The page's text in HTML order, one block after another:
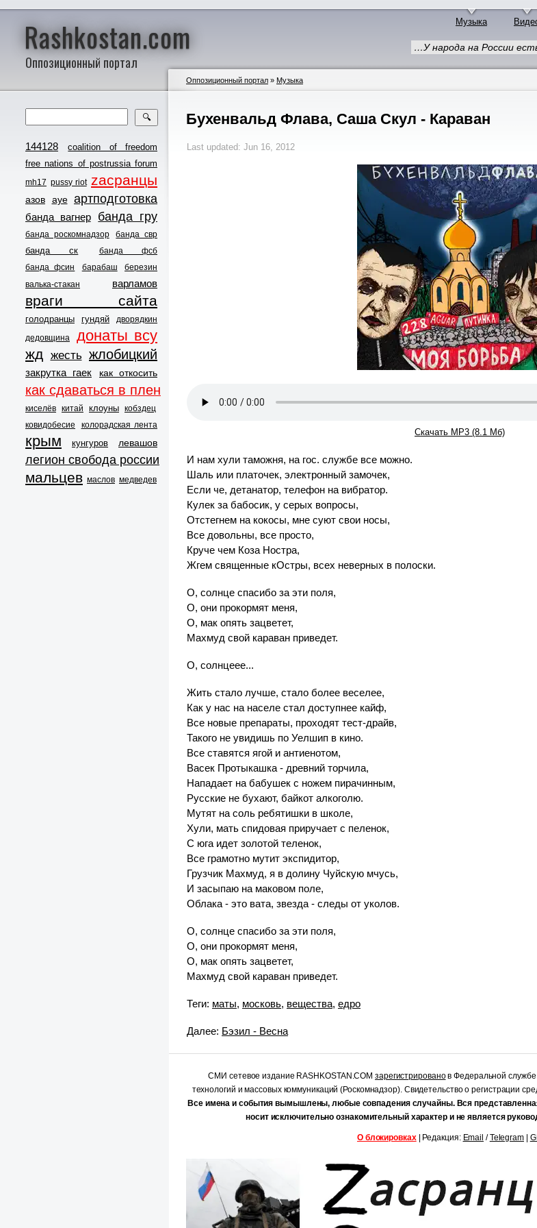
Rashkostan.com
Оппозиционный портал
Музыка
🔍
144128
coalition of freedom
free nations of postrussia forum
mh17 pussy riot zасранцы
азов ауе артподготовка
банда вагнер банда гру
банда роскомнадзор банда свр
банда ск
банда фсб
банда фсин
барабаш
березин
валька-стакан
варламов
враги сайта
голодранцы гундяй
дворядкин
дедовщина
донаты всу
жд жесть жлобицкий
закрутка гаек как откосить
как сдаваться в плен
киселёв китай клоуны кобздец
ковидобесие
колорадская лента
крым кунгуров левашов
легион свобода россии
мальцев маслов медведев
…У народа на России
Оппозиционный портал » Музыка
Бухенвальд Флава, Саша Скул - Караван
Last updated: Jun 16, 2012
Скачать MP3 (8.1 Мб)
И нам хули таможня, на гос. службе все можно.
Шаль или платочек, электронный замочек,
Если че, детанатор, телефон на вибратор.
Кулек за бабосик, у серых вопросы,
Отстегнем на кокосы, мне суют свои носы,
Все довольны, все просто,
Круче чем Коза Ностра,
Жгем священные кОстры, всех неверных в полоски.
О, солнце спасибо за эти поля,
О, они прокормят меня,
О, мак опять зацветет,
Махмуд свой караван приведет.
О, солнцеее...
Жить стало лучше, стало более веселее,
Как у нас на населе стал доступнее кайф,
Все новые препараты, проходят тест-драйв,
Такого не увидишь по Уелшип в кино.
Все ставятся ягой и антиенотом,
Васек Протыкашка - древний торчила,
Нападает на бабушек с ножем пирачинным,
Русские не бухают, байкот алкоголю.
Мутят на соль ребятишки в школе,
Хули, мать спидовая приручает с пеленок,
С юга идет золотой теленок,
Все грамотно мутит экспидитор,
Грузчик Махмуд, я в долину Чуйскую мчусь,
И засыпаю на маковом поле,
Облака - это вата, звезда - следы от уколов.
О, солнце спасибо за эти поля,
О, они прокормят меня,
О, мак опять зацветет,
Махмуд свой караван приведет.
Теги: маты, московь, вещества, едро
Далее: Бэзил - Весна
СМИ сетевое издание RASHKOSTAN.COMзарегистрированов Федеральной
технологий и массовых коммуникаций (Роскомнадзор). Свидетельство о регистрации
Все имена и события вымышлены, любые совпадения случайны. Вся
носит исключительно ознакомительный характер и не является
О блокировках| Редакция: Email /Telegram|